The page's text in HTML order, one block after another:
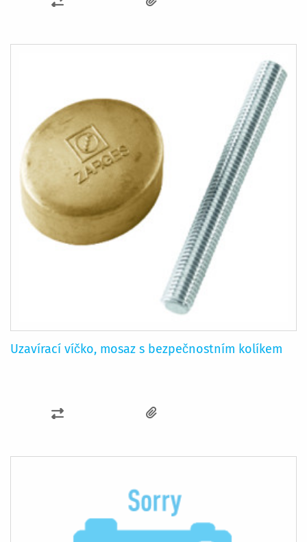
POROVNÁNÍ
Uzavírací víčko, mosaz s bezpečnostním kolíkem
PŘIDAT
POROVNÁNÍ